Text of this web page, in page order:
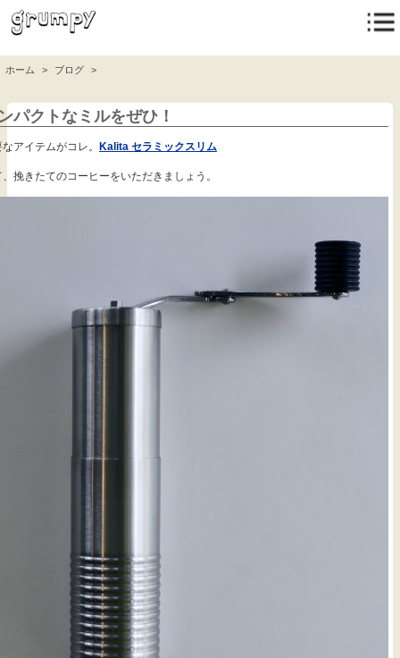
ホーム > ブログ >
パクトなミルをぜひ！
アイテムがコレ。 Kalita セラミックスリム
挽きたてのコーヒーをいただきましょう。